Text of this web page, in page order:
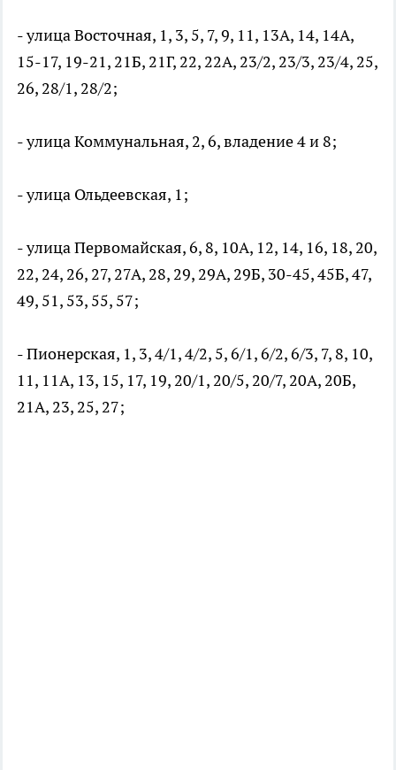
- улица Восточная, 1, 3, 5, 7, 9, 11, 13А, 14, 14А,
15-17, 19-21, 21Б, 21Г, 22, 22А, 23/2, 23/3, 23/4, 25,
26, 28/1, 28/2;
- улица Коммунальная, 2, 6, владение 4 и 8;
- улица Ольдеевская, 1;
- улица Первомайская, 6, 8, 10А, 12, 14, 16, 18, 20,
22, 24, 26, 27, 27А, 28, 29, 29А, 29Б, 30-45, 45Б, 47,
49, 51, 53, 55, 57;
- Пионерская, 1, 3, 4/1, 4/2, 5, 6/1, 6/2, 6/3, 7, 8, 10,
11, 11А, 13, 15, 17, 19, 20/1, 20/5, 20/7, 20А, 20Б,
21А, 23, 25, 27;